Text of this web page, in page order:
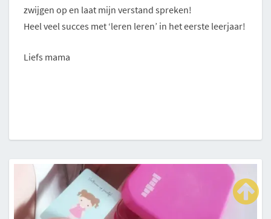
zwijgen op en laat mijn verstand spreken!
Heel veel succes met ‘leren leren’ in het eerste leerjaar!
Liefs mama